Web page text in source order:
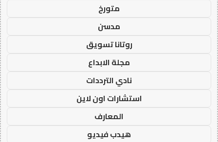
متورخ
مدسن
روتانا تسويق
مجلة الابداع
نادي الترددات
استشارات اون لاين
المعارف
هيدب فيديو